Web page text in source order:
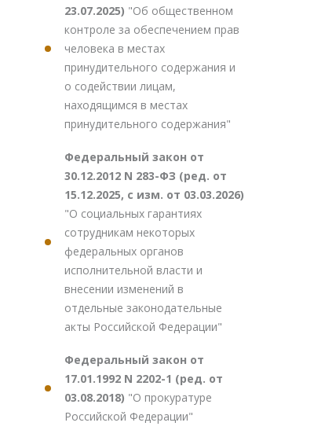
23.07.2025) "Об общественном
контроле за обеспечением прав
человека в местах
принудительного содержания и
о содействии лицам,
находящимся в местах
принудительного содержания"
Федеральный закон от
30.12.2012 N 283-ФЗ (ред. от
15.12.2025, с изм. от 03.03.2026)
"О социальных гарантиях
сотрудникам некоторых
федеральных органов
исполнительной власти и
внесении изменений в
отдельные законодательные
акты Российской Федерации"
Федеральный закон от
17.01.1992 N 2202-1 (ред. от
03.08.2018) "О прокуратуре
Российской Федерации"